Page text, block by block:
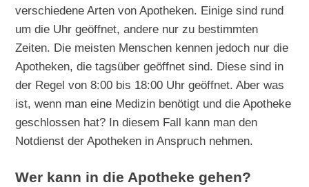
verschiedene Arten von Apotheken. Einige sind rund
um die Uhr geöffnet, andere nur zu bestimmten
Zeiten. Die meisten Menschen kennen jedoch nur die
Apotheken, die tagsüber geöffnet sind. Diese sind in
der Regel von 8:00 bis 18:00 Uhr geöffnet. Aber was
ist, wenn man eine Medizin benötigt und die Apotheke
geschlossen hat? In diesem Fall kann man den
Notdienst der Apotheken in Anspruch nehmen.
Wer kann in die Apotheke gehen?